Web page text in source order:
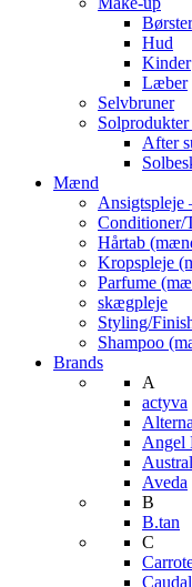
Børster
Hud
Kinder
Læber
Selvbruner
After
Mænd
Ansigtspleje
Conditioner/
Hårtab
Kropspleje
Parfume
skægpleje
Styling/
Shampoo
Brands
A
actyva
Alterna
Angel
Aveda
B
B.tan
C